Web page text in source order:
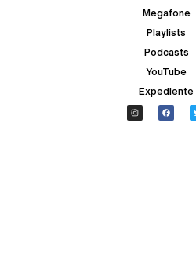
Megafone
Playlists
Podcasts
YouTube
Expediente